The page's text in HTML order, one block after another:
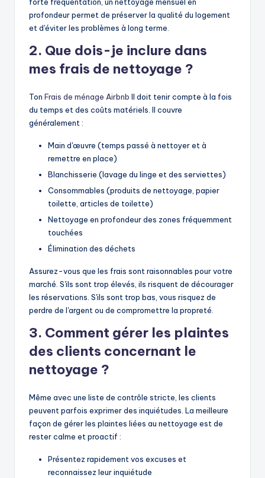
profondeur permet de préserver la qualité du logement
et d'éviter les problèmes à long terme.
2. Que dois-je inclure dans
mes frais de nettoyage ?
Ton Frais de ménage Airbnb Il doit tenir compte à la fois
du temps et des coûts matériels. Il couvre
généralement :
Main d'œuvre (temps passé à nettoyer et à
remettre en place)
Blanchisserie (lavage du linge et des serviettes)
Consommables (produits de nettoyage, papier
toilette, articles de toilette)
Nettoyage en profondeur des zones fréquemment
touchées
Élimination des déchets
Assurez-vous que les frais sont raisonnables pour votre
marché. S'ils sont trop élevés, ils risquent de décourager
les réservations. S'ils sont trop bas, vous risquez de
perdre de l'argent ou de compromettre la propreté.
3. Comment gérer les plaintes
des clients concernant le
nettoyage ?
Même avec une liste de contrôle stricte, les clients
peuvent parfois exprimer des inquiétudes. La meilleure
façon de gérer les plaintes liées au nettoyage est de
rester calme et proactif :
Présentez rapidement vos excuses et
reconnaissez leur inquiétude